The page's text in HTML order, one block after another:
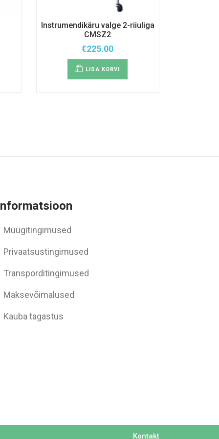
Instrumendikäru valge 2-riiuliga
CMSZ2
€225.00
LISA KORVI
Müügitingimused
Privaatsustingimused
Transporditingimused
Maksevõimalused
Kauba tagastus
Kontakt